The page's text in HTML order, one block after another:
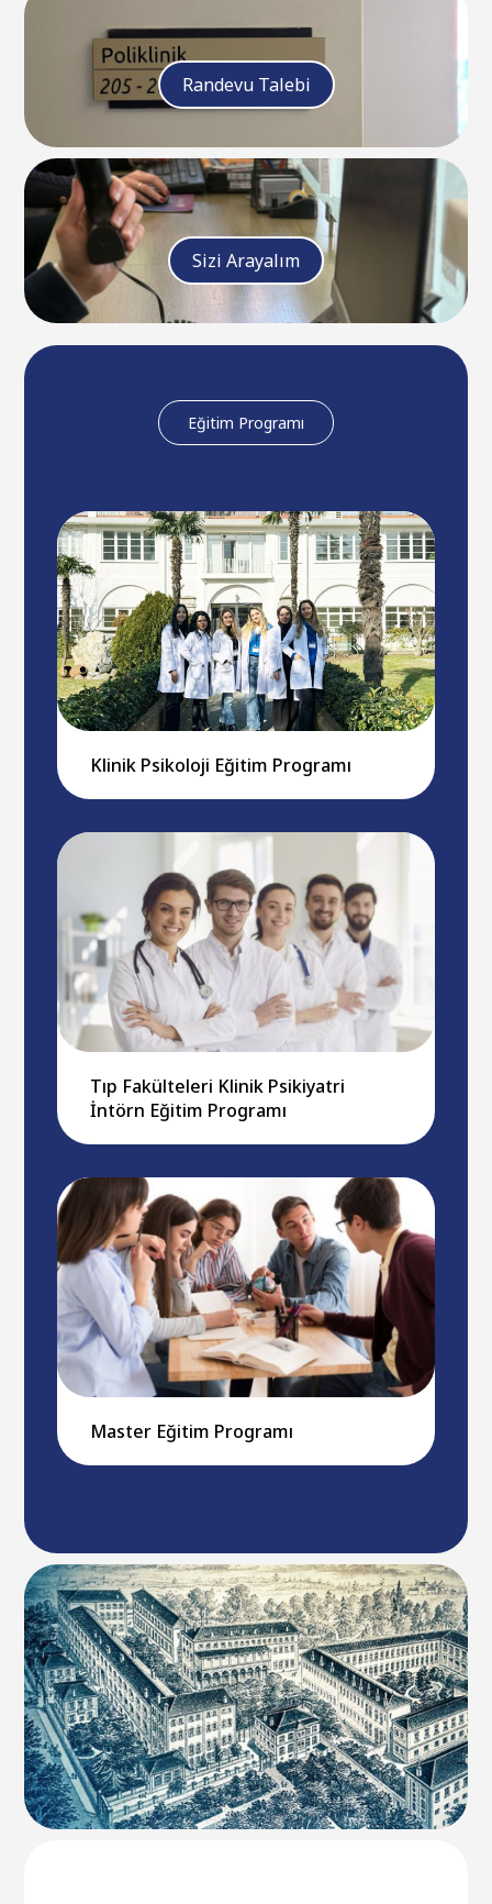
Randevu Talebi
Sizi Arayalım
Eğitim Programı
Klinik Psikoloji Eğitim Programı
Tıp Fakülteleri Klinik Psikiyatri
İntörn Eğitim Programı
Master Eğitim Programı